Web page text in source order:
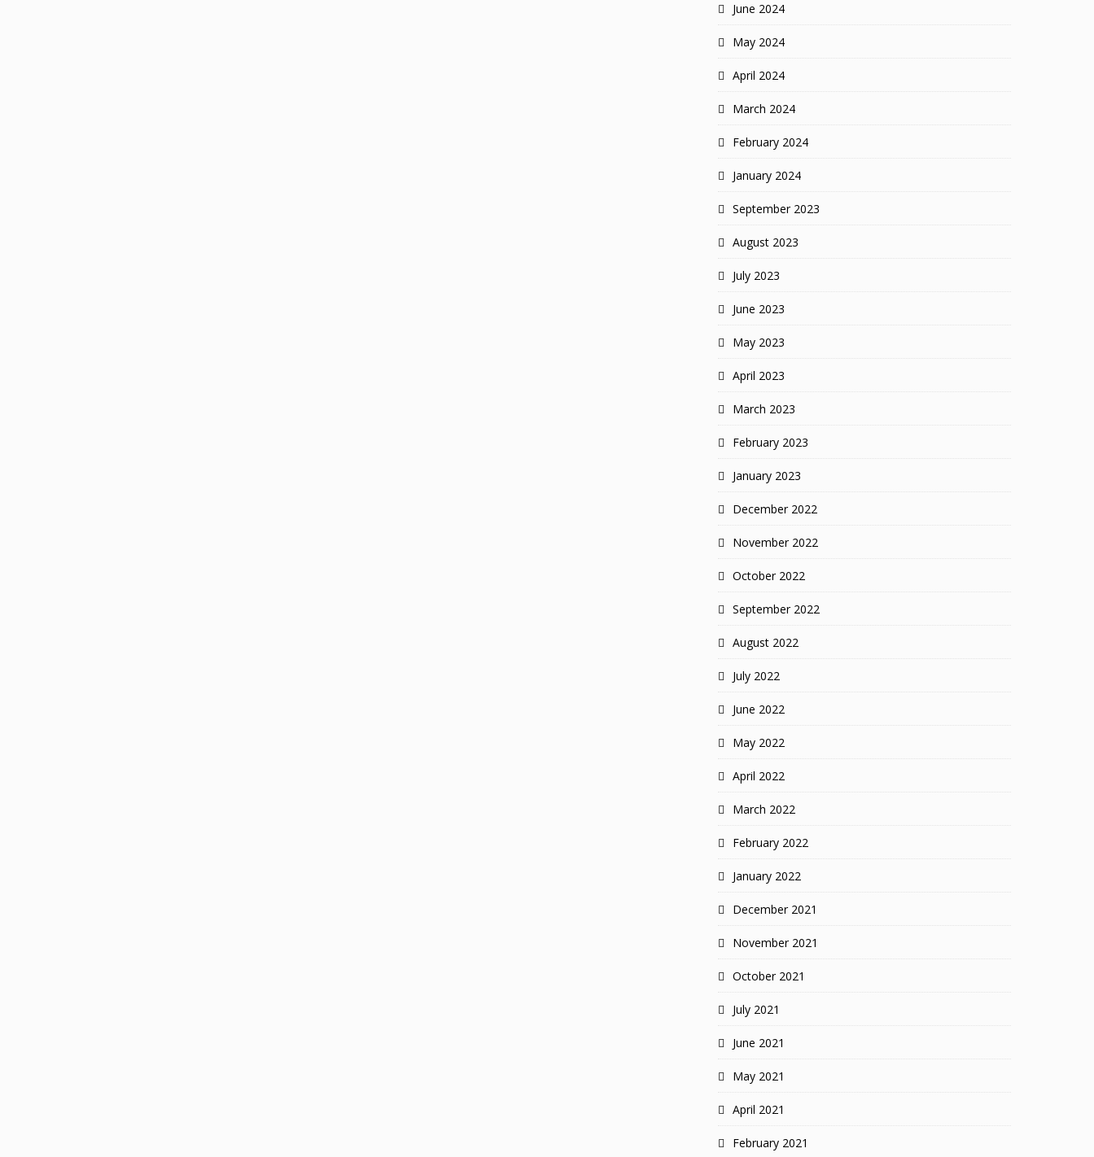
June 2024
May 2024
April 2024
March 2024
February 2024
January 2024
September 2023
August 2023
July 2023
June 2023
May 2023
April 2023
March 2023
February 2023
January 2023
December 2022
November 2022
October 2022
September 2022
August 2022
July 2022
June 2022
May 2022
April 2022
March 2022
February 2022
January 2022
December 2021
November 2021
October 2021
July 2021
June 2021
May 2021
April 2021
February 2021